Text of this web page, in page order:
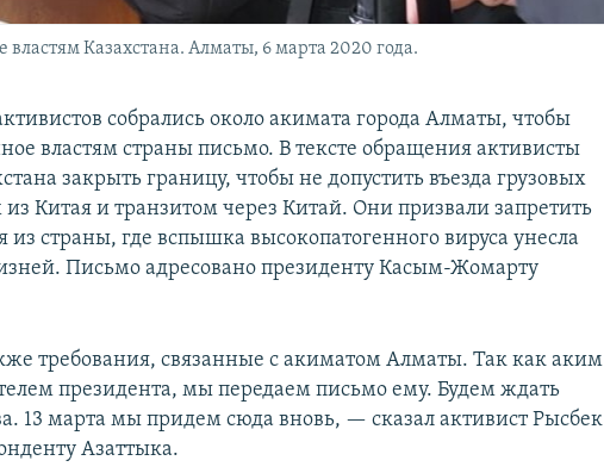
Казахстана. Алматы, 6 марта 2020 года.
собрались около акимата города Алматы, чтобы
властям страны письмо. В тексте обращения активисты
закрыть границу, чтобы не допустить въезда грузовых
Китая и транзитом через Китай. Они призвали запретить
из страны, где вспышка высокопатогенного вируса унесла
Письмо адресовано президенту Касым-Жомарту
требования, связанные с акиматом Алматы. Так как аким
президента, мы передаем письмо ему. Будем ждать
13 марта мы придем сюда вновь, — сказал активист Рысбек
Азаттыка.